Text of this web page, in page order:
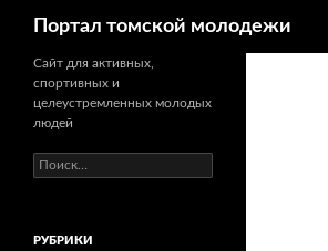
Портал томской молодежи
Сайт для активных,
спортивных и
целеустремленных молодых
людей
Н
а
иРУБРИКИ